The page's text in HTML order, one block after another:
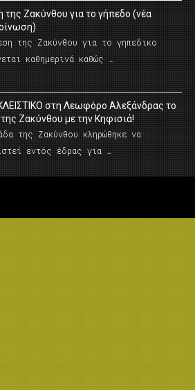
της Ζακύνθου για το γήπεδο (νέα
της Ζακύνθου για το γηπεδικο
καθημερινά καθώς …
στη Λεωφόρο Αλεξάνδρας το
Ζακύνθου με την Κηφισιά!
της Ζακύνθου κληρώθηκε να
εντός έδρας για …